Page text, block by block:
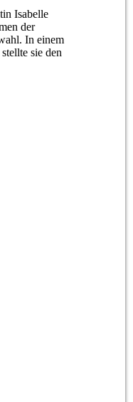
Isabelle
der
In einem
sie den